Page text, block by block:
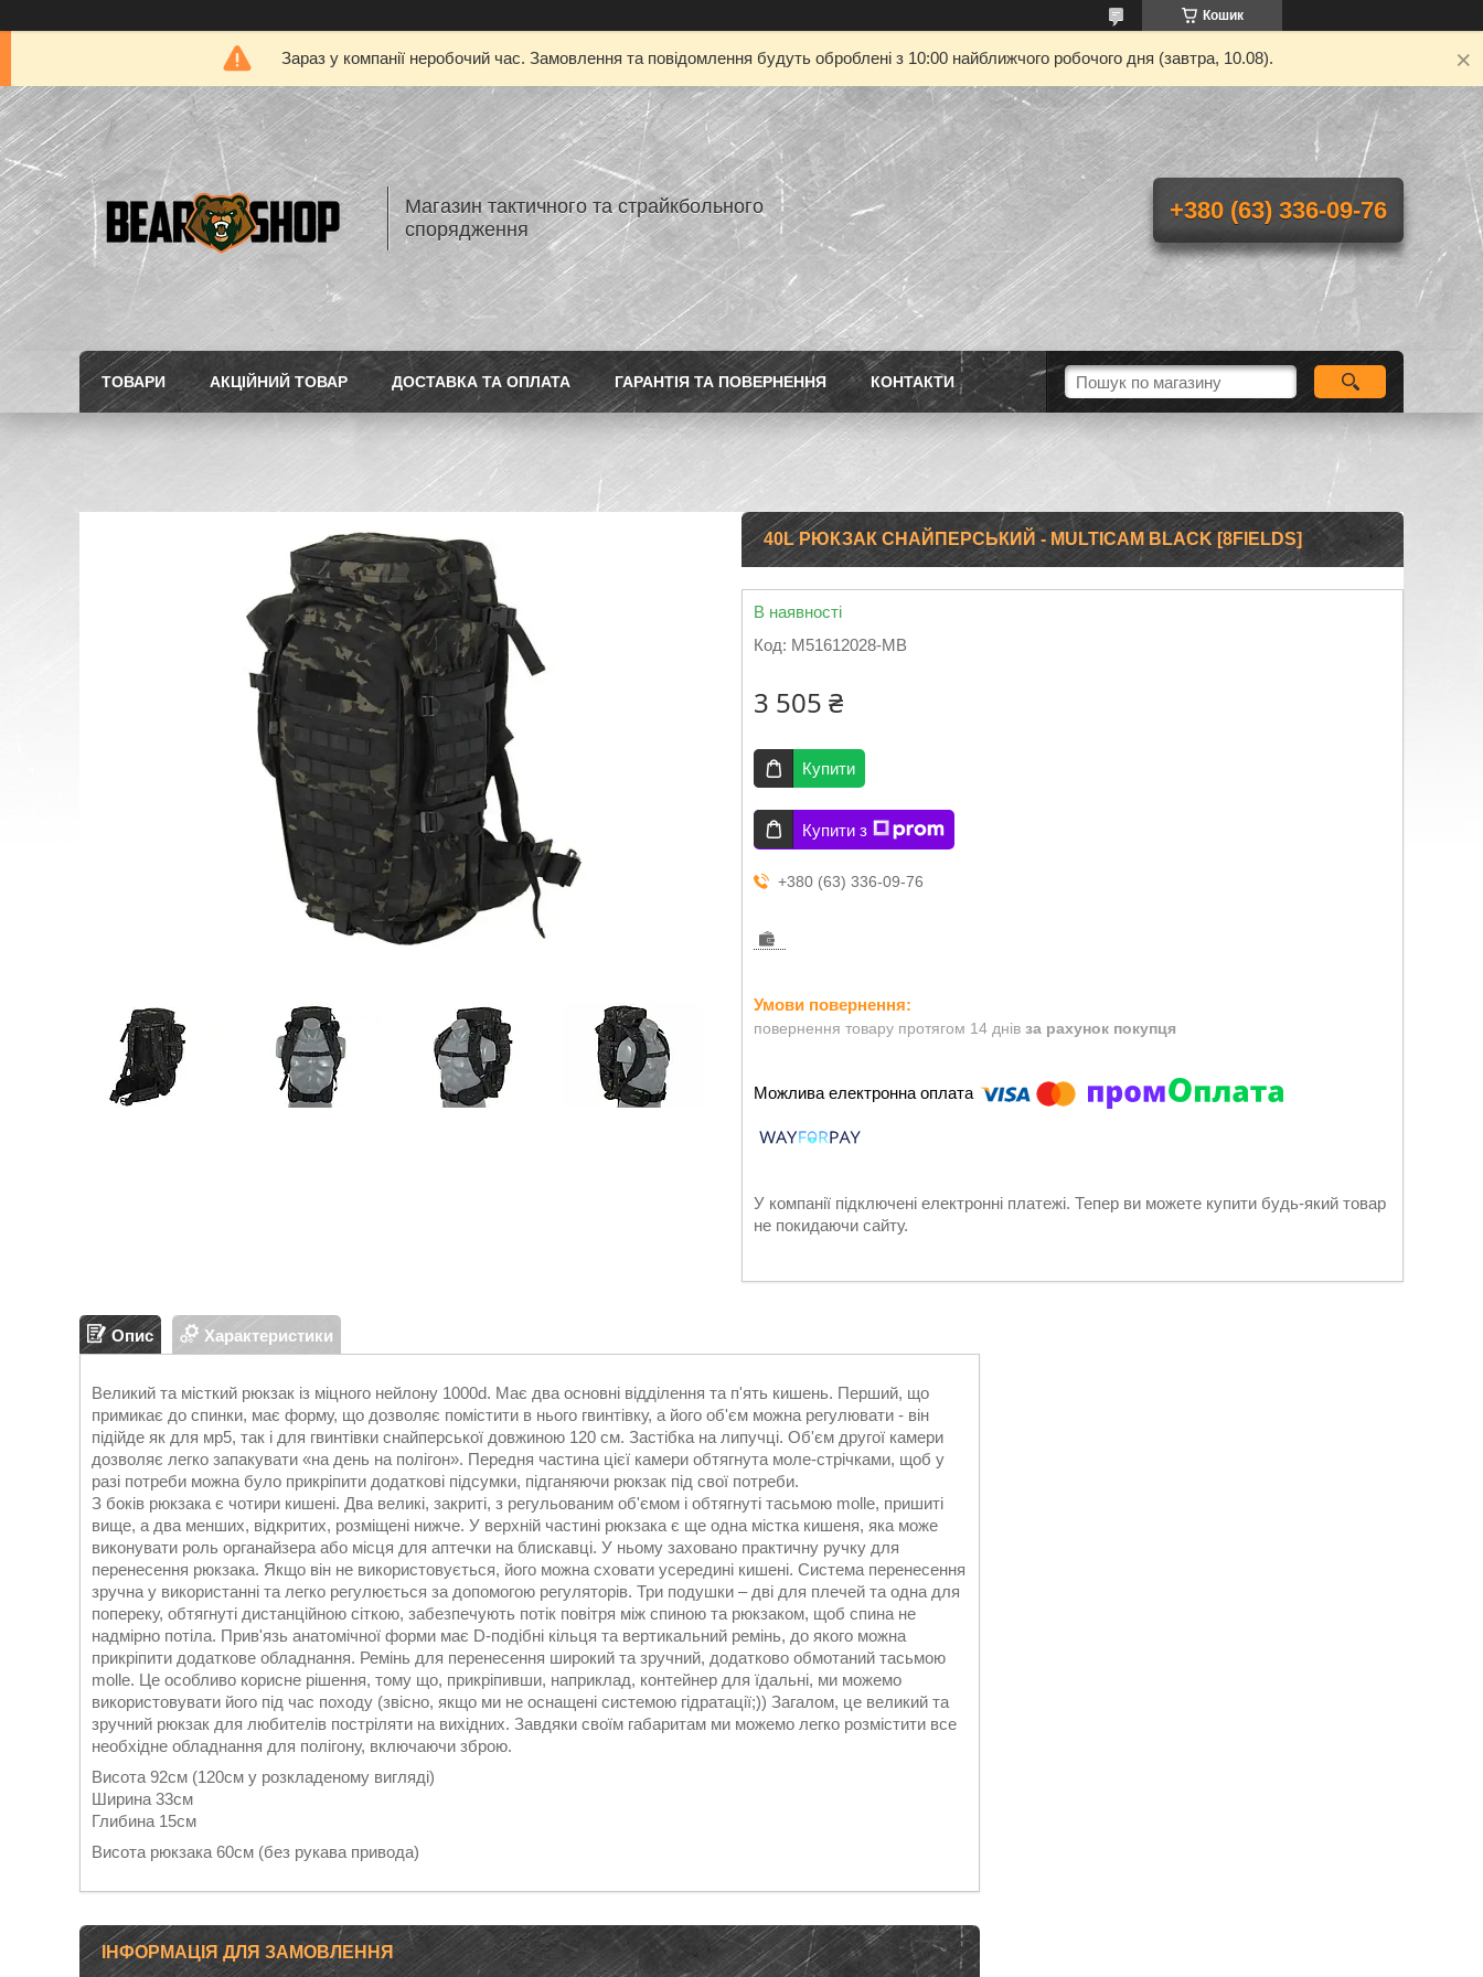
Кошик
Зараз у компанії неробочий час. Замовлення та повідомлення будуть оброблені з 10:00 найближчого робочого дня (завтра, 10.08).
Магазин тактичного та страйкбольного
спорядження
+380 (63) 336-09-76
ТОВАРИ АКЦІЙНИЙ ТОВАР ДОСТАВКА ТА ОПЛАТА ГАРАНТІЯ ТА ПОВЕРНЕННЯ КОНТАКТИ
40L РЮКЗАК СНАЙПЕРСЬКИЙ - MULTICAM BLACK [8FIELDS]
В наявності
Код: M51612028-MB
3 505 ₴
Купити
Купити з
+380 (63) 336-09-76
повернення товару протягом 14 днів за рахунок покупця
У компанії підключені електронні платежі. Тепер ви можете купити будь-який товар
не покидаючи сайту.
Опис Характеристики
Великий та місткий рюкзак із міцного нейлону 1000d. Має два основні відділення та п'ять кишень. Перший, що
примикає до спинки, має форму, що дозволяє помістити в нього гвинтівку, а його об'єм можна регулювати - він
підійде як для мр5, так і для гвинтівки снайперської довжиною 120 см. Застібка на липучці. Об'єм другої камери
дозволяє легко запакувати «на день на полігон». Передня частина цієї камери обтягнута моле-стрічками, щоб у
разі потреби можна було прикріпити додаткові підсумки, підганяючи рюкзак під свої потреби.
З боків рюкзака є чотири кишені. Два великі, закриті, з регульованим об'ємом і обтягнуті тасьмою molle, пришиті
вище, а два менших, відкритих, розміщені нижче. У верхній частині рюкзака є ще одна містка кишеня, яка може
виконувати роль органайзера або місця для аптечки на блискавці. У ньому заховано практичну ручку для
перенесення рюкзака. Якщо він не використовується, його можна сховати усередині кишені. Система перенесення
зручна у використанні та легко регулюється за допомогою регуляторів. Три подушки – дві для плечей та одна для
попереку, обтягнуті дистанційною сіткою, забезпечують потік повітря між спиною та рюкзаком, щоб спина не
надмірно потіла. Прив'язь анатомічної форми має D-подібні кільця та вертикальний ремінь, до якого можна
прикріпити додаткове обладнання. Ремінь для перенесення широкий та зручний, додатково обмотаний тасьмою
molle. Це особливо корисне рішення, тому що, прикріпивши, наприклад, контейнер для їдальні, ми можемо
використовувати його під час походу (звісно, якщо ми не оснащені системою гідратації;)) Загалом, це великий та
зручний рюкзак для любителів постріляти на вихідних. Завдяки своїм габаритам ми можемо легко розмістити все
необхідне обладнання для полігону, включаючи зброю.
Висота 92см (120см у розкладеному вигляді)
Ширина 33см
Глибина 15см
Висота рюкзака 60см (без рукава привода)
ІНФОРМАЦІЯ ДЛЯ ЗАМОВЛЕННЯ